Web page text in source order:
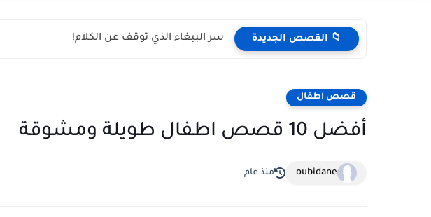
📁 القصص الجديدة سر الببغاء الذي توقف عن الكلام!
قصص اطفال
أفضل 10 قصص اطفال طويلة ومشوقة
oubidane منذ عام